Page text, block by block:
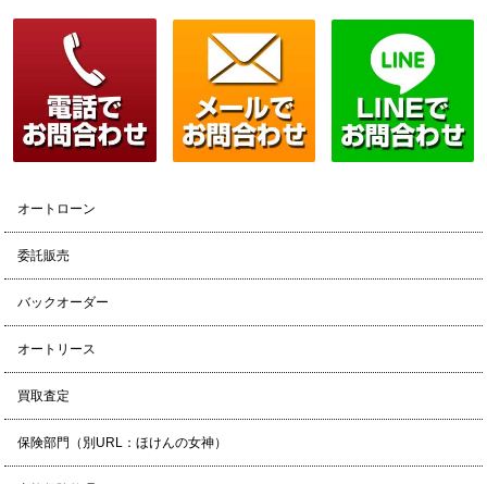
オートローン
委託販売
バックオーダー
オートリース
買取査定
保険部門（別URL：ほけんの女神）